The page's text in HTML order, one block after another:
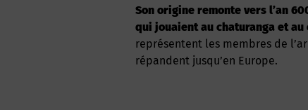
Son origine remonte vers l’an 600 et il est certainement apparu entre l’Inde et la Perse,
qui jouaient au chaturanga et au
représentent les membres de
répandent jusqu’en Europe.